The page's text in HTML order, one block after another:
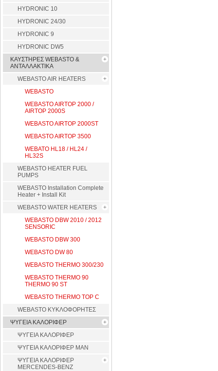
HYDRONIC 10
HYDRONIC 24/30
HYDRONIC 9
HYDRONIC DW5
ΚΑΥΣΤΗΡΕΣ WEBASTO &
ΑΝΤΑΛΛΑΚΤΙΚΑ
WEBASTO AIR HEATERS
WEBASTO
WEBASTO AIRTOP 2000 /
AIRTOP 2000S
WEBASTO AIRTOP 2000ST
WEBASTO AIRTOP 3500
WEBATO HL18 / HL24 /
HL32S
WEBASTO HEATER FUEL
PUMPS
WEBASTO Installation Complete
Heater + Install Kit
WEBASTO WATER HEATERS
WEBASTO DBW 2010 / 2012
SENSORIC
WEBASTO DBW 300
WEBASTO DW 80
WEBASTO THERMO 300/230
WEBASTO THERMO 90
THERMO 90 ST
WEBASTO THERMO TOP C
WEBASTO ΚΥΚΛΟΦΟΡΗΤΕΣ
ΨΥΓΕΙΑ ΚΑΛΟΡΙΦΕΡ
ΨΥΓΕΙΑ ΚΑΛΟΡΙΦΕΡ
ΨΥΓΕΙΑ ΚΑΛΟΡΙΦΕΡ MAN
ΨΥΓΕΙΑ ΚΑΛΟΡΙΦΕΡ
MERCENDES-BENZ